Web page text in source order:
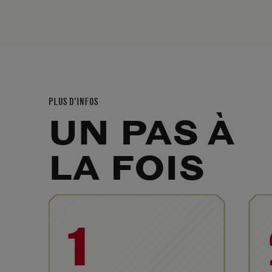
PLUS D'INFOS
UN PAS À
LA FOIS
1